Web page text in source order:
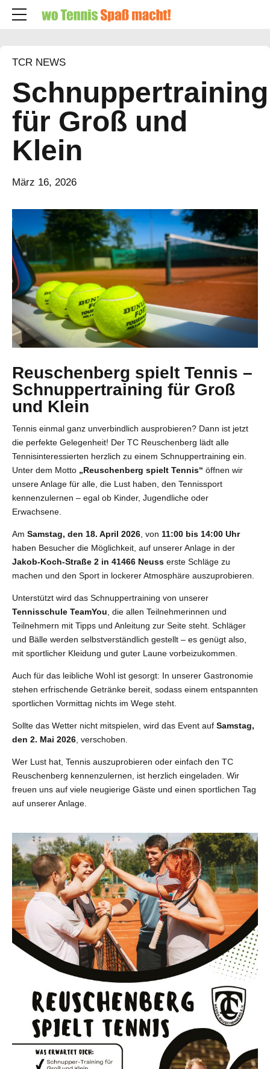
TCR NEWS
Schnuppertraining
für Groß und
Klein
März 16, 2026
Reuschenberg spielt Tennis –
Schnuppertraining für Groß
und Klein
Tennis einmal ganz unverbindlich ausprobieren? Dann ist jetzt
die perfekte Gelegenheit! Der TC Reuschenberg lädt alle
Tennisinteressierten herzlich zu einem Schnuppertraining ein.
Unter dem Motto „Reuschenberg spielt Tennis“ öffnen wir
unsere Anlage für alle, die Lust haben, den Tennissport
kennenzulernen – egal ob Kinder, Jugendliche oder
Erwachsene.
Am Samstag, den 18. April 2026 , von 11:00 bis 14:00 Uhr
haben Besucher die Möglichkeit, auf unserer Anlage in der
Jakob-Koch-Straße 2 in 41466 Neuss erste Schläge zu
machen und den Sport in lockerer Atmosphäre auszuprobieren.
Unterstützt wird das Schnuppertraining von unserer
Tennisschule TeamYou , die allen Teilnehmerinnen und
Teilnehmern mit Tipps und Anleitung zur Seite steht. Schläger
und Bälle werden selbstverständlich gestellt – es genügt also,
mit sportlicher Kleidung und guter Laune vorbeizukommen.
Auch für das leibliche Wohl ist gesorgt: In unserer Gastronomie
stehen erfrischende Getränke bereit, sodass einem entspannten
sportlichen Vormittag nichts im Wege steht.
Sollte das Wetter nicht mitspielen, wird das Event auf Samstag,
den 2. Mai 2026 , verschoben.
Wer Lust hat, Tennis auszuprobieren oder einfach den TC
Reuschenberg kennenzulernen, ist herzlich eingeladen. Wir
freuen uns auf viele neugierige Gäste und einen sportlichen Tag
auf unserer Anlage.